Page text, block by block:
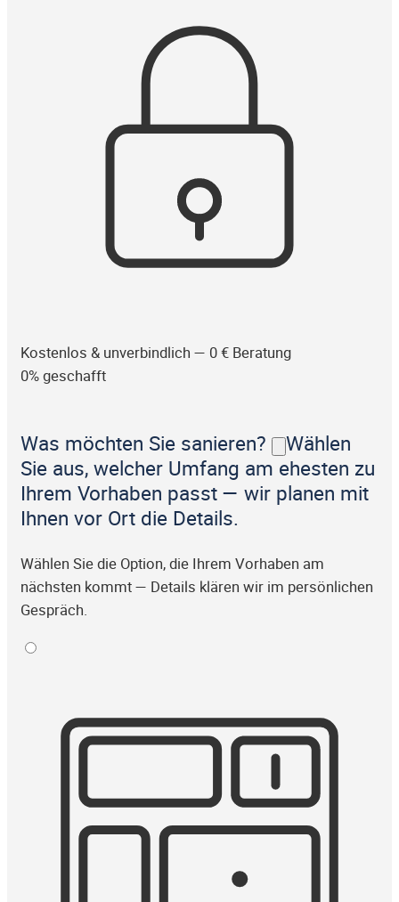
Kostenlos & unverbindlich — 0 € Beratung
0% geschafft
Was möchten Sie sanieren?
Wählen
Sie aus, welcher Umfang am ehesten zu
Ihrem Vorhaben passt — wir planen mit
Ihnen vor Ort die Details.
Wählen Sie die Option, die Ihrem Vorhaben am
nächsten kommt — Details klären wir im persönlichen
Gespräch.